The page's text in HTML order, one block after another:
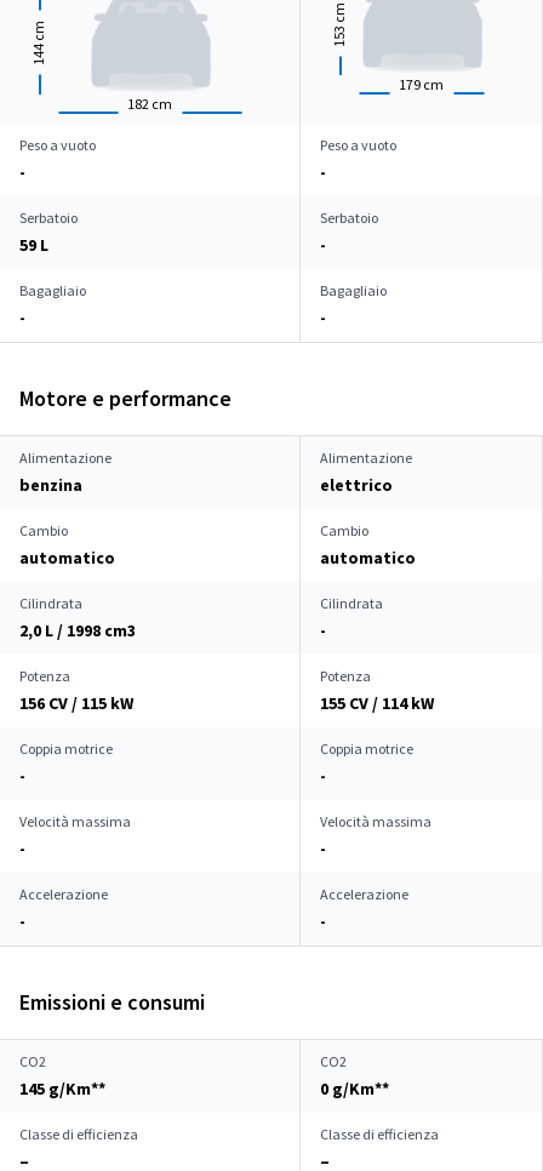
182 cm
144
cm
179 cm
153
cm
Peso a vuoto
-
Peso a vuoto
-
Serbatoio
59 L
Serbatoio
-
Bagagliaio
-
Bagagliaio
-
Motore e performance
Alimentazione
benzina
Alimentazione
elettrico
Cambio
automatico
Cambio
automatico
Cilindrata
2,0 L / 1998 cm3
Cilindrata
-
Potenza
156 CV / 115 kW
Potenza
155 CV / 114 kW
Coppia motrice
-
Coppia motrice
-
Velocità massima
-
Velocità massima
-
Accelerazione
-
Accelerazione
-
Emissioni e consumi
CO2
145 g/Km**
CO2
0 g/Km**
Classe di efficienza
–
Classe di efficienza
–